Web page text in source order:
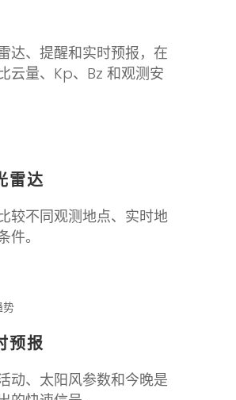
达、提醒和实时预报，在
云量、Kp、Bz 和观测安
雷达
较不同观测地点、实时地
件。
势
预报
动、太阳风参数和今晚是